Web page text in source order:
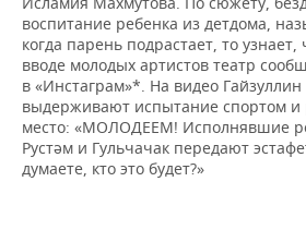
ОТКРЫТАЯ ЛЕКЦИЯ
БАСКЕТБОЛ
ВОЛЕЙБОЛ
КИБЕРСПОРТ
ФИГУРНОЕ КАТАНИЕ
ИНФРАСТРУКТУРА
ИСТОРИЯ
КУЛЬТУРА
МЕДИЦИНА
СПРАВОЧНИК
СПИСОК ПЕРСОН
СПИСОК КОМПАНИЙ
ПОЛНАЯ ВЕРСИЯ
воспитание ребенка из детдома,
когда парень подрастает, то
вводе молодых артистов театр
в «Инстаграм»*. На видео
выдерживают испытание спортом и
место: «МОЛОДЕЕМ! Исполнявшие
Рустәм и Гульчачак передают
думаете, кто это будет?»